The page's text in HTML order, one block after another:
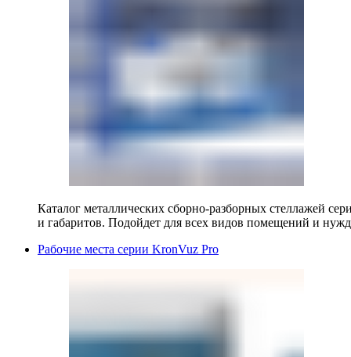
Каталог металлических сборно-разборных стеллажей
и габаритов. Подойдет для всех видов помещений и
Рабочие места серии KronVuz Pro